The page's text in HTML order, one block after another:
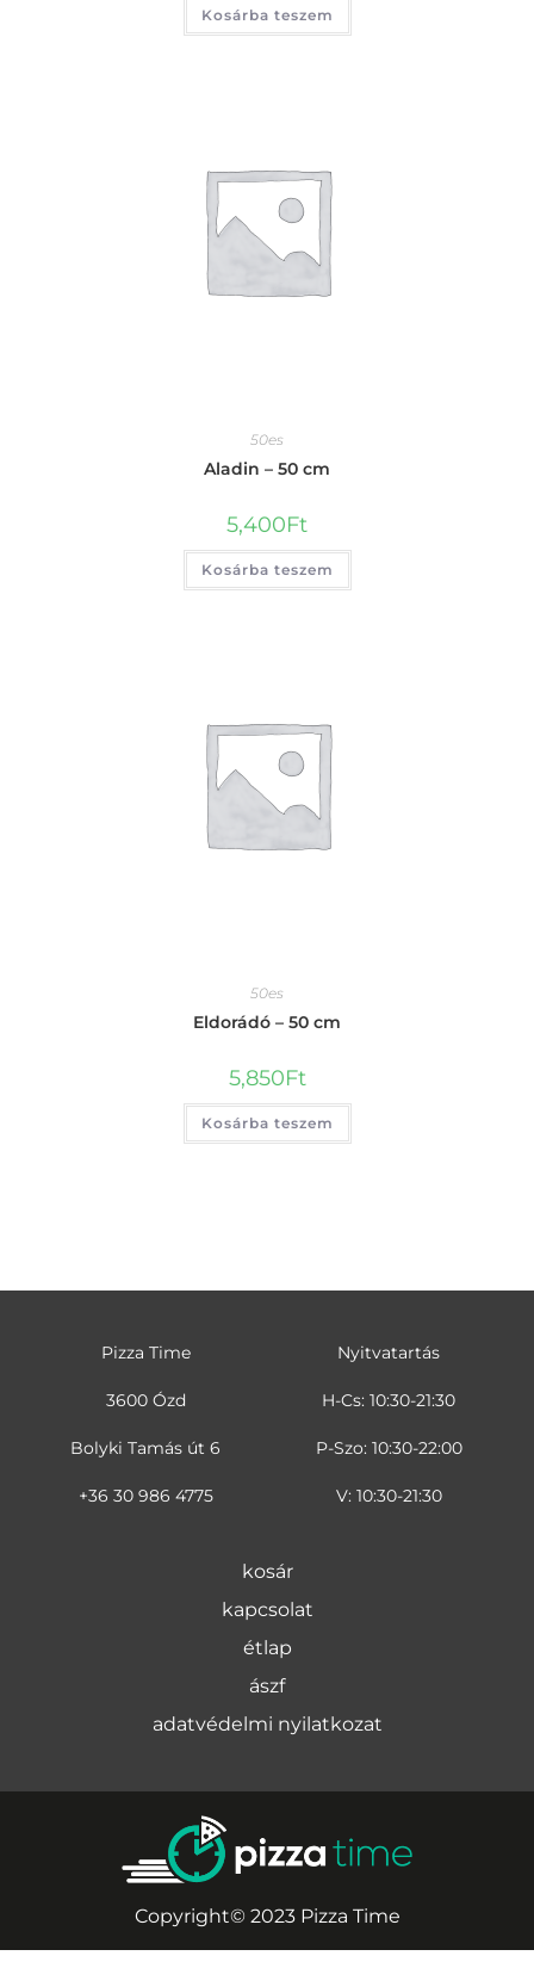
Kosárba teszem
50es
Aladin – 50 cm
5,400Ft
Kosárba teszem
50es
Eldorádó – 50 cm
5,850Ft
Kosárba teszem
Pizza Time
3600 Ózd
Bolyki Tamás út 6
+36 30 986 4775
Nyitvatartás
H-Cs: 10:30-21:30
P-Szo: 10:30-22:00
V: 10:30-21:30
kosár
kapcsolat
étlap
ászf
adatvédelmi nyilatkozat
Copyright© 2023 Pizza Time